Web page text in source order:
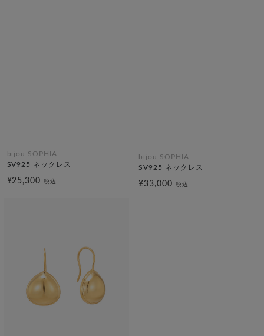
bijou SOPHIA
SV925 ネックレス
¥25,300税込
bijou SOPHIA
SV925 ネックレス
¥33,000 税込